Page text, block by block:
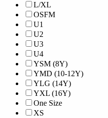
L/XL
OSFM
U1
U2
U3
U4
YSM (8Y)
YMD (10-12Y)
YLG (14Y)
YXL (16Y)
One Size
XS